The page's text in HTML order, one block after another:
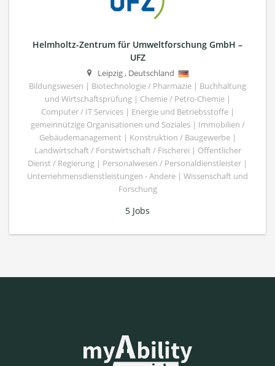
Helmholtz-Zentrum für Umweltforschung GmbH –
UFZ
Leipzig, Deutschland
Bildungswesen | Biotechnologie / Pharmazie | Buchhaltung
und Wirtschaftsprüfung | Chemie / Petro-Chemie |
Computer / IT Services | Energie und Betriebsstoffe |
gemeinnützige Organisationen und Soziales | Immobilien /
Gebäudemanagement | Konstruktion / Baugewerbe |
Landwirtschaft / Forstwirtschaft / Fischerei | Öffentlicher
Dienst / Regierung | Personalwesen / Personaldienstleister |
Unternehmensdienstleistungen - Andere | Wissenschaft und
Forschung
5 Jobs